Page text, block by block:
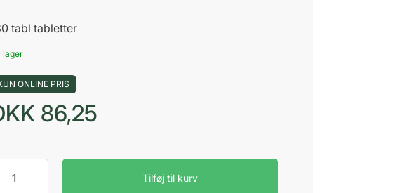
tabl tabletter
lager
ONLINE PRIS
86,25
Tilføj til kurv